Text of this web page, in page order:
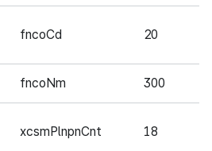
fncoCd 20
fncoNm 300
xcsmPlnpnCnt 18